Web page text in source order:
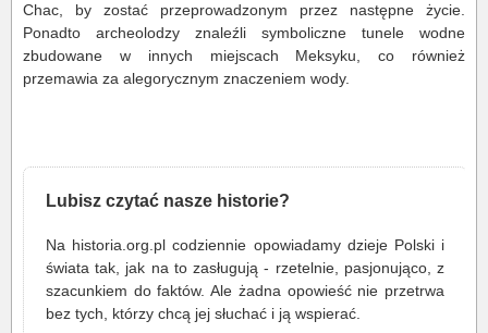
Chac, by zostać przeprowadzonym przez następne życie.
Ponadto archeolodzy znaleźli symboliczne tunele wodne
zbudowane w innych miejscach Meksyku, co również
przemawia za alegorycznym znaczeniem wody.
Lubisz czytać nasze historie?
Na historia.org.pl codziennie opowiadamy dzieje Polski i
świata tak, jak na to zasługują - rzetelnie, pasjonująco, z
szacunkiem do faktów. Ale żadna opowieść nie przetrwa
bez tych, którzy chcą jej słuchać i ją wspierać.